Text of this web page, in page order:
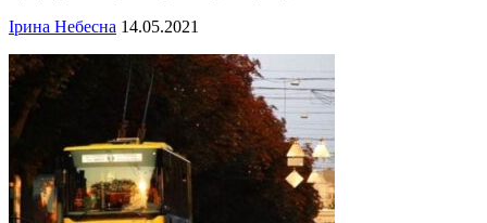
Ірина Небесна 14.05.2021